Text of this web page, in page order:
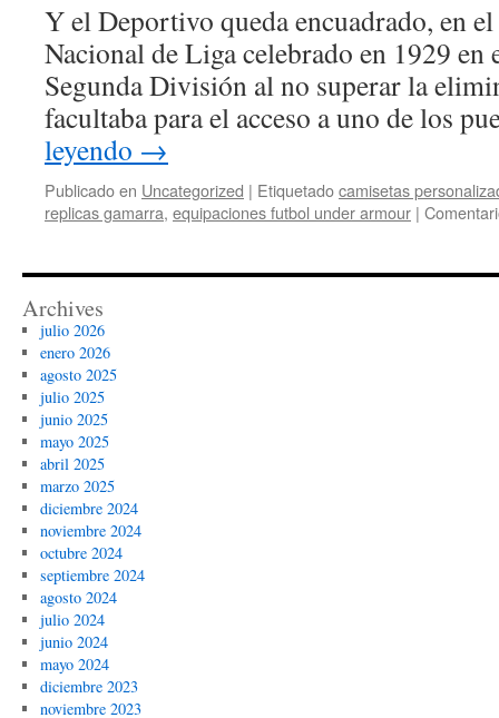
Y el Deportivo queda encuadrado, en
Nacional de Liga celebrado en 1929 en
Segunda División al no superar la
facultaba para el acceso a uno de los
leyendo →
Publicado en Uncategorized | Etiquetadocamisetas
replicas gamarra, equipaciones futbol under armour |
Archives
julio 2026
enero 2026
agosto 2025
julio 2025
junio 2025
mayo 2025
abril 2025
marzo 2025
diciembre 2024
noviembre 2024
octubre 2024
septiembre 2024
agosto 2024
julio 2024
junio 2024
mayo 2024
diciembre 2023
noviembre 2023